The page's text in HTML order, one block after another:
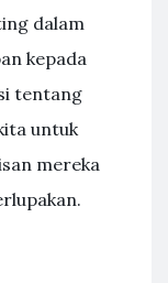
dalam
kepada
tentang
untuk
mereka